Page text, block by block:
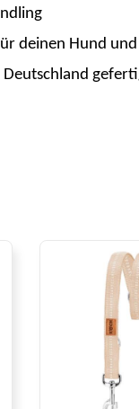
deinen Hund
Deutschland